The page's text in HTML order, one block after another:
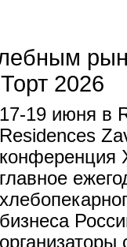
2026
17-19 июня в
Residences
конференция
главное
бизнеса